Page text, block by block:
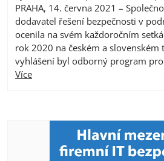
PRAHA, 14. června 2021 –
dodavatel řešení bezpečnosti v
ocenila na svém každoročním
rok 2020 na českém a slovenském
vyhlášení byl odborný program
Více